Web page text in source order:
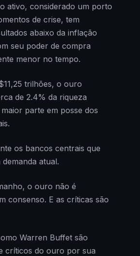
ativo, considerado um porto
de crise, tem
abaixo da inflação
seu poder de compra
menor no tempo.
trilhões, o ouro
de 2.4% da riqueza
parte em posse dos
os bancos centrais que
atual.
o ouro não é
consenso. E as críticas são
Warren Buffet são
críticos do ouro por sua